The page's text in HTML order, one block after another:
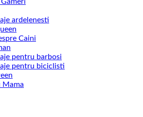
ardelenesti
Caini
pentru barbosi
pentru biciclisti
Mama